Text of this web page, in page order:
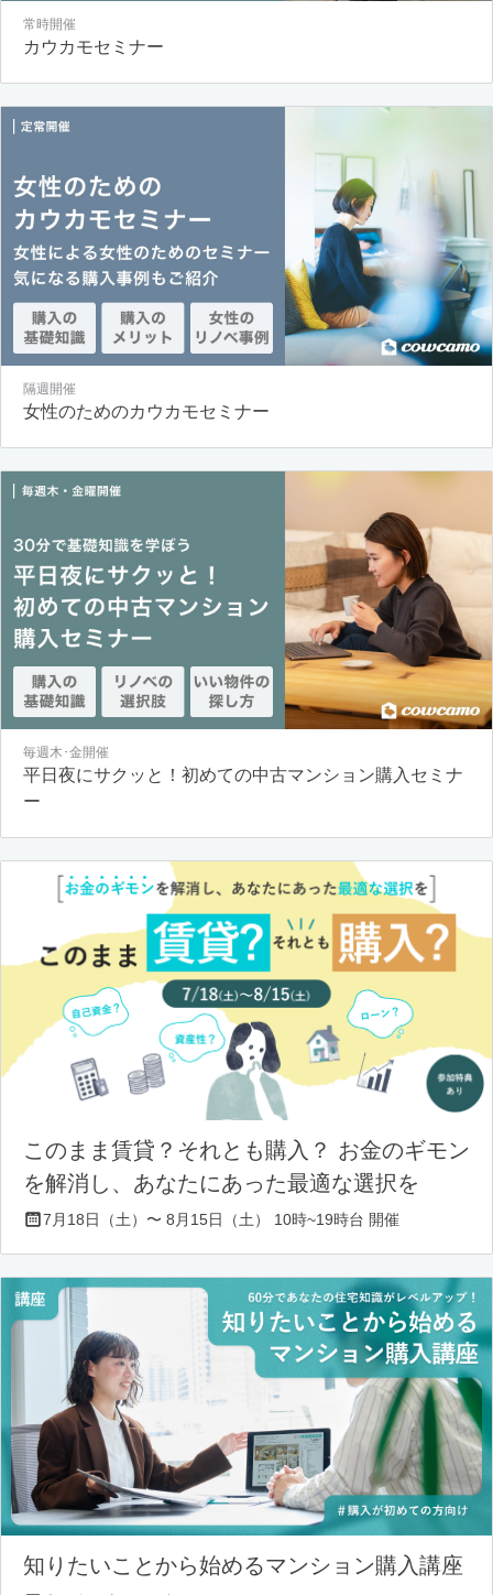
常時開催
カウカモセミナー
隔週開催
女性のためのカウカモセミナー
毎週木･金開催
平日夜にサクッと！初めての中古マンション購入セミナ
ー
このまま賃貸？それとも購入？ お金のギモン
を解消し、あなたにあった最適な選択を
7月18日（土）〜 8月15日（土） 10時~19時台 開催
知りたいことから始めるマンション購入講座